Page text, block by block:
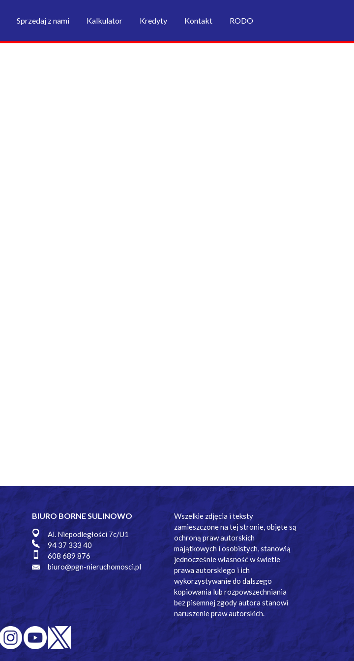
Sprzedaj z nami Kalkulator Kredyty Kontakt RODO
BIURO BORNE SULINOWO
Al. Niepodległości 7c/U1
94 37 333 40
608 689 876
biuro@pgn-nieruchomosci.pl
Wszelkie zdjęcia i teksty
zamieszczone na tej stronie, objęte są
ochroną praw autorskich
majątkowych i osobistych, stanowią
jednocześnie własność w świetle
prawa autorskiego i ich
wykorzystywanie do dalszego
kopiowania lub rozpowszechniania
bez pisemnej zgody autora stanowi
naruszenie praw autorskich.